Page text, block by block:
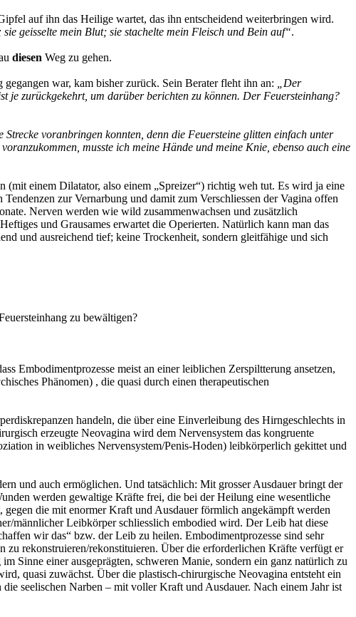
auf ihn das Heilige wartet, das ihn entscheidend weiterbringen wird.
geisselte mein Blut; sie stachelte mein Fleisch und Bein auf“.
diesen Weg zu gehen.
war, kam bisher zurück. Sein Berater fleht ihn an: „Der
je zurückgekehrt, um darüber berichten zu können. Der Feuersteinhang?
Strecke voranbringen konnten, denn die Feuersteine glitten einfach unter
musste ich meine Hände und meine Knie, ebenso auch eine
einem Dilatator, also einem „Spreizer“) richtig weh tut. Es wird ja eine
zur Vernarbung und damit zum Verschliessen der Vagina offen
Nerven werden wie wild zusammenwachsen und zusätzlich
und Grausames erwartet die Operierten. Natürlich kann man das
und ausreichend tief; keine Trockenheit, sondern gleitfähige und sich
zu bewältigen?
Embodimentprozesse meist an einer leiblichen Zerspiltterung ansetzen,
Phänomen) , die quasi durch einen therapeutischen
handeln, die über eine Einverleibung des Hirngeschlechts in
erzeugte Neovagina wird dem Nervensystem das kongruente
in weibliches Nervensystem/Penis-Hoden) leibkörperlich gekittet und
und auch ermöglichen. Und tatsächlich: Mit grosser Ausdauer bringt der
werden gewaltige Kräfte frei, die bei der Heilung eine wesentliche
die mit enormer Kraft und Ausdauer förmlich angekämpft werden
männlicher Leibkörper schliesslich embodied wird. Der Leib hat diese
wir das“ bzw. der Leib zu heilen. Embodimentprozesse sind sehr
rekonstruieren/rekonstituieren. Über die erforderlichen Kräfte verfügt er
Sinne einer ausgeprägten, schweren Manie, sondern ein ganz natürlich zu
quasi zuwächst. Über die plastisch-chirurgische Neovagina entsteht ein
seelischen Narben – mit voller Kraft und Ausdauer. Nach einem Jahr ist